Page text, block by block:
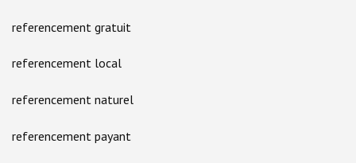
referencement gratuit
referencement local
referencement naturel
referencement payant